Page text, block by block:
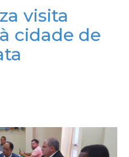
visita
cidade de